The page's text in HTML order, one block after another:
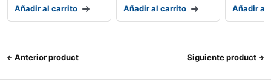
Añadir al carrito Añadir al carrito Añadir al
Anterior product Siguiente product